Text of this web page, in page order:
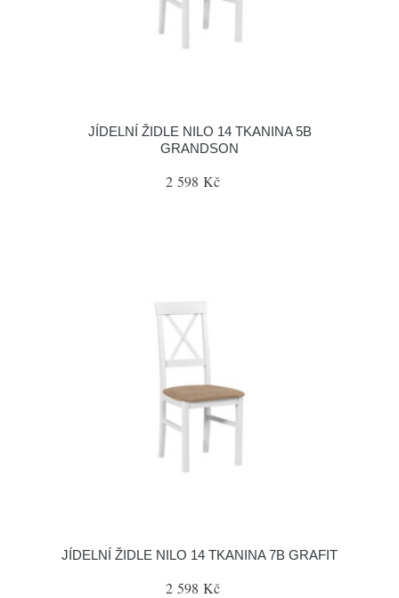
JÍDELNÍ ŽIDLE NILO 14 TKANINA 5B
GRANDSON
2 598 Kč
JÍDELNÍ ŽIDLE NILO 14 TKANINA 7B GRAFIT
2 598 Kč